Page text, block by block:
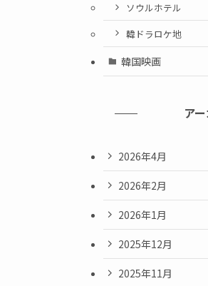
ソウルホテル
韓ドラロケ地
韓国映画
ア
2026年4月
2026年2月
2026年1月
2025年12月
2025年11月